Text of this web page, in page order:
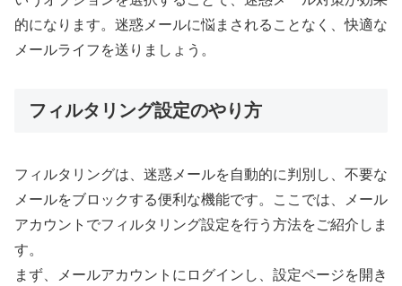
的になります。迷惑メールに悩まされることなく、快適な
メールライフを送りましょう。
フィルタリング設定のやり方
フィルタリングは、迷惑メールを自動的に判別し、不要な
メールをブロックする便利な機能です。ここでは、メール
アカウントでフィルタリング設定を行う方法をご紹介しま
す。
まず、メールアカウントにログインし、設定ページを開き